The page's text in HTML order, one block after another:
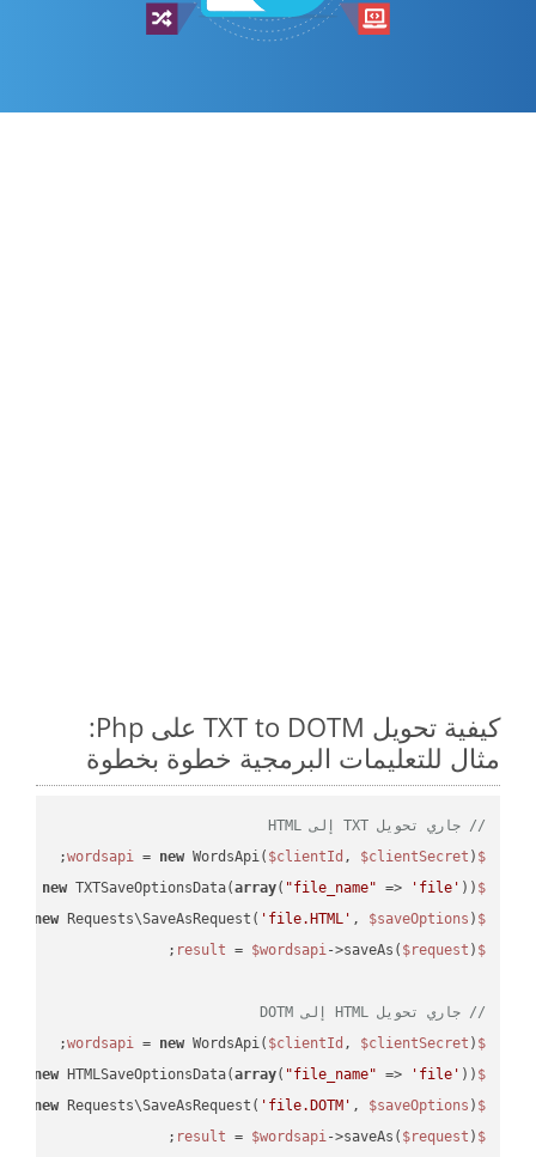
كيفية تحويل TXT to DOTM على Php:
مثال للتعليمات البرمجية خطوة بخطوة
// جاري تحويل TXT إلى HTML
$wordsapi
= new WordsApi( $clientId , $clientSecret );
$saveOptions
new TXTSaveOptionsData(array( "file_name" => 'file' ));
$request
new Requests\SaveAsRequest( 'file.HTML' , $saveOptions );
$result
= $wordsapi->saveAs( $request
// جاري تحويل HTML إلى DOTM
$wordsapi
= new WordsApi( $clientId , $clientSecret );
$saveOptions
new HTMLSaveOptionsData(array( "file_name" => 'file' ));
$request
new Requests\SaveAsRequest( 'file.DOTM' , $saveOptions );
$result
= $wordsapi->saveAs( $request );